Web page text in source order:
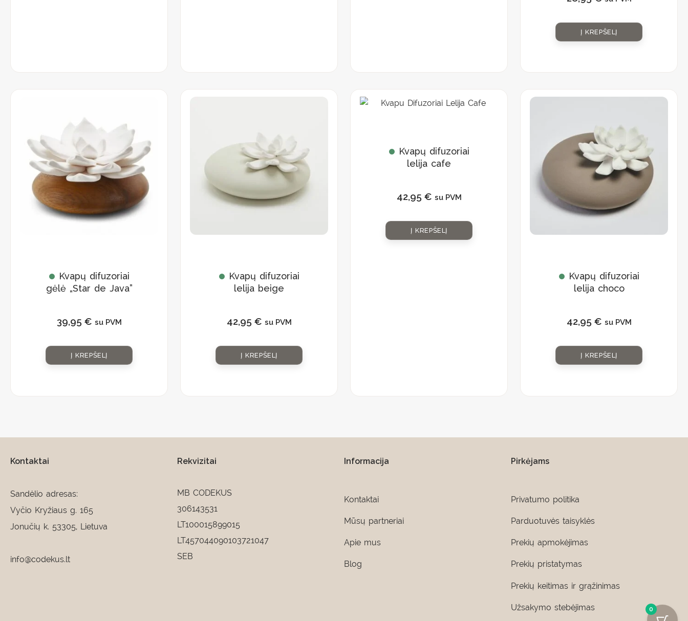
Į KREPŠELĮ
Kvapų difuzoriai
gėlė „Star de Java”
39,95 € su PVM
Į KREPŠELĮ
Kvapų difuzoriai
lelija beige
42,95 € su PVM
Į KREPŠELĮ
Kvapų difuzoriai
lelija cafe
42,95 € su PVM
Į KREPŠELĮ
Kvapų difuzoriai
lelija choco
42,95 € su PVM
Į KREPŠELĮ
Kontaktai
Sandėlio adresas:
Vyčio Kryžiaus g. 165
Jonučių k. 53305, Lietuva
info@codekus.lt
Rekvizitai
MB CODEKUS
306143531
LT100015899015
LT457044090103721047
SEB
Informacija
Kontaktai
Mūsų partneriai
Apie mus
Blog
Pirkėjams
Privatumo politika
Parduotuvės taisyklės
Prekių apmokėjimas
Prekių pristatymas
Prekių keitimas ir grąžinimas
Užsakymo stebėjimas 0